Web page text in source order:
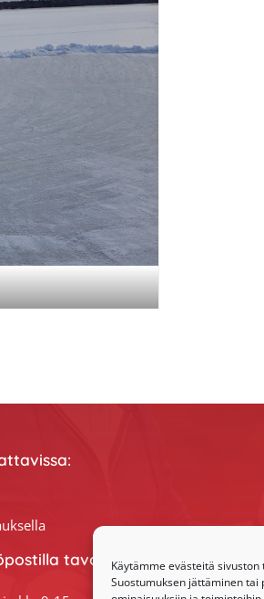
Käytämme evästeitä
Suostumuksen jättäminen
tavoitat yhdistyssihteerin